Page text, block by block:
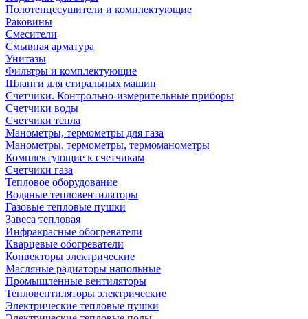
Полотенцесушители и комплектующие
Раковины
Смесители
Смывная арматура
Унитазы
Фильтры и комплектующие
Шланги для стиральных машин
Счетчики. Контрольно-измерительные приборы
Счетчики воды
Счетчики тепла
Манометры, термометры для газа
Манометры, термометры, термоманометры
Комплектующие к счетчикам
Счетчики газа
Тепловое оборудование
Водяные тепловентиляторы
Газовые тепловые пушки
Завеса тепловая
Инфракрасные обогреватели
Кварцевые обогреватели
Конвекторы электрические
Масляные радиаторы напольные
Промышленные вентиляторы
Тепловентиляторы электрические
Электрические тепловые пушки